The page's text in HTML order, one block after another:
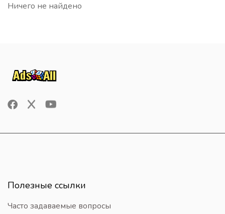
Ничего не найдено
Полезные ссылки
Часто задаваемые вопросы